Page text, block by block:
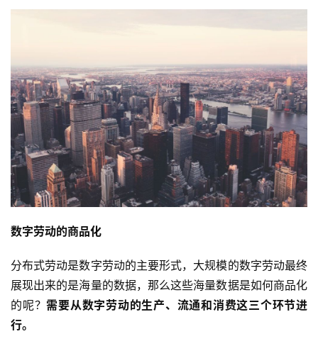
数字劳动的商品化
分布式劳动是数字劳动的主要形式，大规模的数字劳动最终
展现出来的是海量的数据，那么这些海量数据是如何商品化
的呢？需要从数字劳动的生产、流通和消费这三个环节进
行。